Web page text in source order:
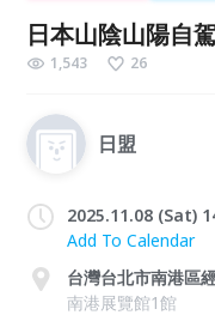
日本山陰山陽自
1,543 26
日盟
2025.11.08 (Sat)
Add To Calendar
台灣台北市南港區
南港展覽館1館